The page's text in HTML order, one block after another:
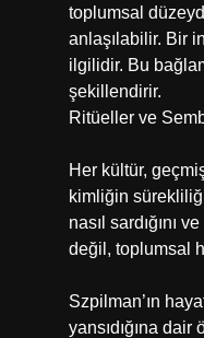
toplumsal
anlaşılabilir. Bir
ilgilidir. Bu
şekillendirir.
Ritüeller ve
Her kültür,
kimliğin
nasıl sardığını
değil, toplumsal
Szpilman’ın
yansıdığına